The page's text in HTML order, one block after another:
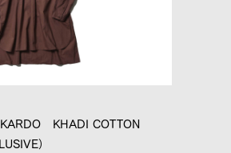
KHADI COTTON
）